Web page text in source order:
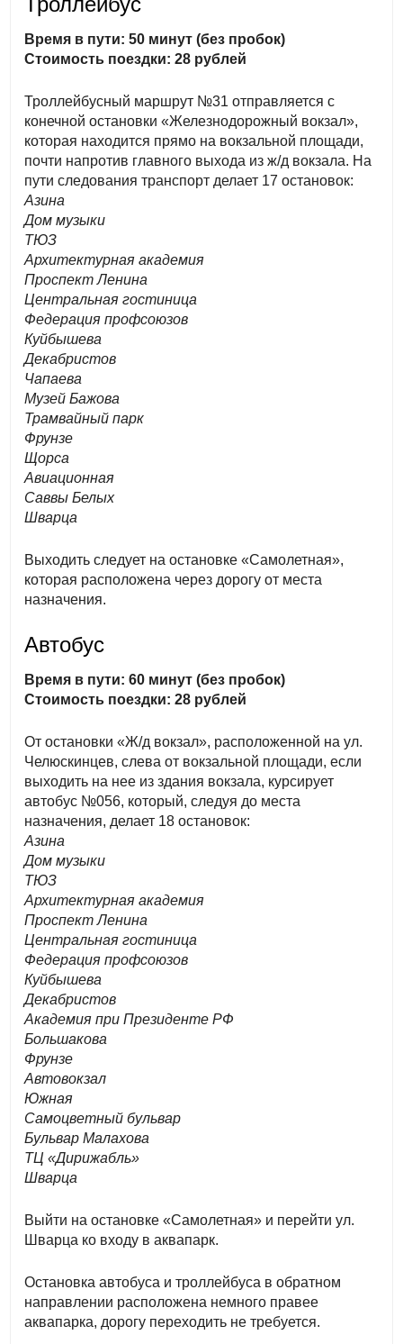
Время в пути: 50 минут (без пробок)
Стоимость поездки: 28 рублей
Троллейбусный маршрут №31 отправляется с
конечной остановки «Железнодорожный вокзал»,
которая находится прямо на вокзальной площади,
почти напротив главного выхода из ж/д вокзала. На
пути следования транспорт делает 17 остановок:
Азина
Дом музыки
ТЮЗ
Архитектурная академия
Проспект Ленина
Центральная гостиница
Федерация профсоюзов
Куйбышева
Декабристов
Чапаева
Музей Бажова
Трамвайный парк
Фрунзе
Щорса
Авиационная
Саввы Белых
Шварца
Выходить следует на остановке «Самолетная»,
которая расположена через дорогу от места
назначения.
Автобус
Время в пути: 60 минут (без пробок)
Стоимость поездки: 28 рублей
От остановки «Ж/д вокзал», расположенной на ул.
Челюскинцев, слева от вокзальной площади, если
выходить на нее из здания вокзала, курсирует
автобус №056, который, следуя до места
назначения, делает 18 остановок:
Азина
Дом музыки
ТЮЗ
Архитектурная академия
Проспект Ленина
Центральная гостиница
Федерация профсоюзов
Куйбышева
Декабристов
Академия при Президенте РФ
Большакова
Фрунзе
Автовокзал
Южная
Самоцветный бульвар
Бульвар Малахова
ТЦ «Дирижабль»
Шварца
Выйти на остановке «Самолетная» и перейти ул.
Шварца ко входу в аквапарк.
Остановка автобуса и троллейбуса в обратном
направлении расположена немного правее
аквапарка, дорогу переходить не требуется.